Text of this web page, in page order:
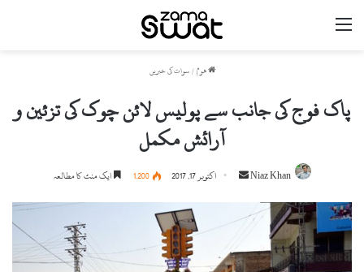
ھوم / سوات کی خبریں
پاک فوج کی جانب سے پولیس لائن چوک کی تزئین و
آرائش مکمل
Niaz Khan
a
اکتوبر 17, 2017 1,200 ایک منٹ کا مطالعہ